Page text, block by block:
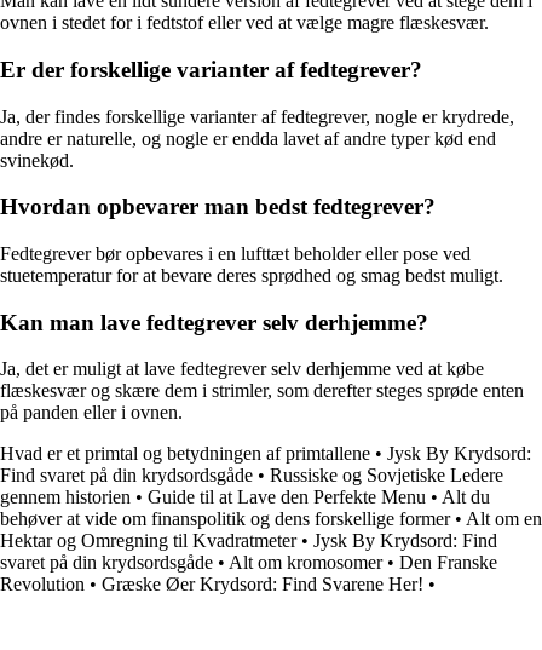
ovnen i stedet for i fedtstof eller ved at vælge magre flæskesvær.
Er der forskellige varianter af fedtegrever?
Ja, der findes forskellige varianter af fedtegrever, nogle er krydrede,
andre er naturelle, og nogle er endda lavet af andre typer kød end
svinekød.
Hvordan opbevarer man bedst fedtegrever?
Fedtegrever bør opbevares i en lufttæt beholder eller pose ved
stuetemperatur for at bevare deres sprødhed og smag bedst muligt.
Kan man lave fedtegrever selv derhjemme?
Ja, det er muligt at lave fedtegrever selv derhjemme ved at købe
flæskesvær og skære dem i strimler, som derefter steges sprøde enten
på panden eller i ovnen.
Hvad er et primtal og betydningen af primtallene • Jysk By Krydsord:
Find svaret på din krydsordsgåde • Russiske og Sovjetiske Ledere
gennem historien • Guide til at Lave den Perfekte Menu • Alt du
behøver at vide om finanspolitik og dens forskellige former• Alt om en
Hektar og Omregning til Kvadratmeter• Jysk By Krydsord: Find
svaret på din krydsordsgåde • Alt om kromosomer• Den Franske
Revolution • Græske Øer Krydsord: Find Svarene Her! •